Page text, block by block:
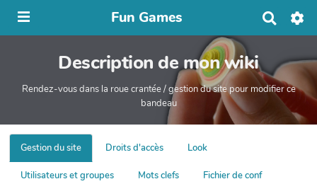
Fun Games
e
r
c
e
Description de mon wiki
Rendez-vous dans la roue crantée / gestion du site pour modifier ce
bandeau
Gestion du site Droits d'accès Look
Utilisateurs et groupes Mots clefs Fichier de conf